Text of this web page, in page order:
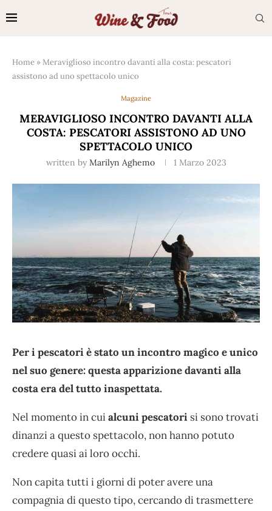
Home »Meraviglioso incontro davanti alla costa: pescatori
assistono ad uno spettacolo unico
Magazine
MERAVIGLIOSO INCONTRO DAVANTI ALLA
COSTA: PESCATORI ASSISTONO AD UNO
SPETTACOLO UNICO
written by Marilyn Aghemo 1 Marzo 2023
Per i pescatori è stato un incontro magico e unico
nel suo genere: questa apparizione davanti alla
costa era del tutto inaspettata.
Nel momento in cuialcuni pescatori si sono trovati
dinanzi a questo spettacolo, non hanno potuto
credere quasi ai loro occhi.
Non capita tutti i giorni di poter avere una
compagnia di questo tipo, cercando di trasmettere